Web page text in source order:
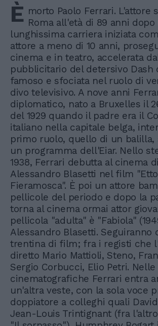
È morto Paolo Ferrari. L'attore
Roma all'età di 89 anni dopo
lunghissima carriera iniziata
attore a meno di 10 anni,
cinema e in teatro, accelerata
pubblicitario del detersivo Dash
famoso e sfociata nel ruolo di
divo televisivo. A nove anni
diplomatico, nato a Bruxelles il
del 1929 quando il padre era il
italiano nella capitale belga,
primo ruolo, quello di un balilla,
un programma dell'Eiar. Nello
1938, Ferrari debutta al cinema
Alessandro Blasetti nel film
Fieramosca". È poi un attore
pellicole del periodo e dopo la
torna al cinema ormai attor
pellicola "adulta" è "Fabiola"
Alessandro Blasetti. Seguiranno
trentina di film; fra i registi che
diretto Mario Mattioli, Steno,
Sergio Corbucci, Elio Petri. Nelle
cinematografiche Ferrari entra
un'altra veste, con la sola voce
doppiatore a colleghi quali
Jean-Louis Trintignant (fra